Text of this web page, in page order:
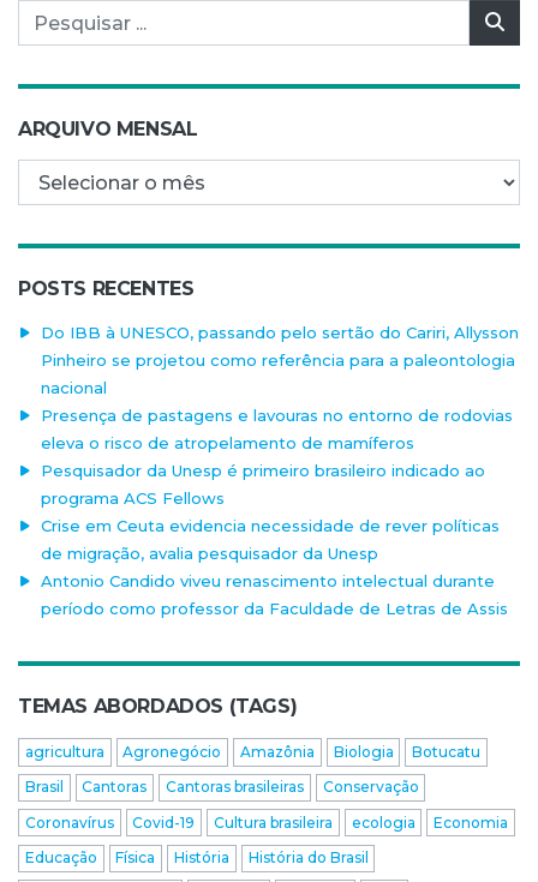
Pesquisar por:
ARQUIVO MENSAL
Arquivo mensal
POSTS RECENTES
Do IBB à UNESCO, passando pelo sertão do Cariri, Allysson
Pinheiro se projetou como referência para a paleontologia
nacional
Presença de pastagens e lavouras no entorno de rodovias
eleva o risco de atropelamento de mamíferos
Pesquisador da Unesp é primeiro brasileiro indicado ao
programa ACS Fellows
Crise em Ceuta evidencia necessidade de rever políticas
de migração, avalia pesquisador da Unesp
Antonio Candido viveu renascimento intelectual durante
período como professor da Faculdade de Letras de Assis
TEMAS ABORDADOS (TAGS)
agricultura Agronegócio Amazônia Biologia
Botucatu
Brasil
Cantoras Cantoras brasileiras
Conservação
Coronavírus
Covid-19 Cultura brasileira ecologia
Economia
Educação
Física História
História do Brasil